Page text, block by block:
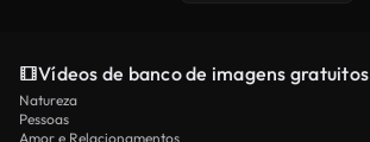
Vídeos de banco de imagens gratuitos
Natureza
Pessoas
Amor e Relacionamentos